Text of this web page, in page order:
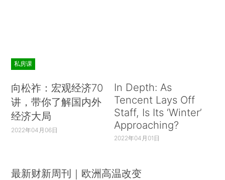
私房课
向松祚：宏观经济70
讲，带你了解国内外
经济大局
2022年04月06日
In Depth: As
Tencent Lays Off
Staff, Is Its ‘Winter’
Approaching?
2022年04月01日
最新财新周刊｜欧洲高温改变